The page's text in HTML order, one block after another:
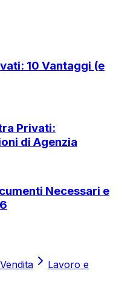
10 Vantaggi (e
Privati:
di Agenzia
Necessari e
Lavoro e